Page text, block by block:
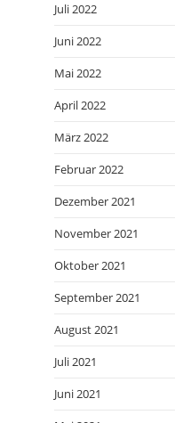
Juli 2022
Juni 2022
Mai 2022
April 2022
März 2022
Februar 2022
Dezember 2021
November 2021
Oktober 2021
September 2021
August 2021
Juli 2021
Juni 2021